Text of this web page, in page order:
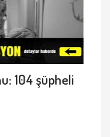
104 şüpheli